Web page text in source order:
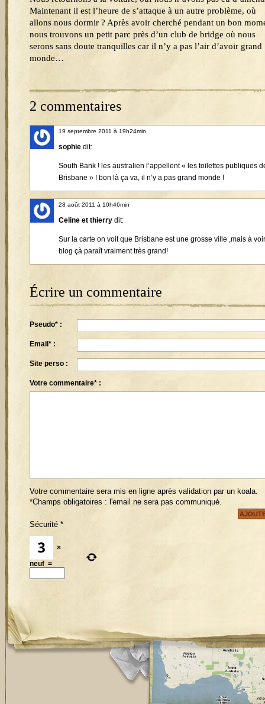
Maintenant il est l’heure de s’attaque à un autre problème, où
allons nous dormir ? Après avoir cherché pendant un bon
nous trouvons un petit parc près d’un club de bridge où nous
serons sans doute tranquilles car il n’y a pas l’air d’avoir grand
monde…
2 commentaires
19 septembre 2011 à 19h24min
sophie dit:
South Bank ! les australien l’appellent « les toilettes publiques
Brisbane » ! bon là ça va, il n’y a pas grand monde !
28 août 2011 à 10h46min
Celine et thierry dit:
Sur la carte on voit que Brisbane est une grosse ville ,mais à
blog çà paraît vraiment très grand!
Écrire un commentaire
Pseudo* :
Email* :
Site perso :
Votre commentaire* :
Votre commentaire sera mis en ligne après validation par un koala.
*Champs obligatoires : l'email ne sera pas communiqué.
Sécurité *
×
neuf =